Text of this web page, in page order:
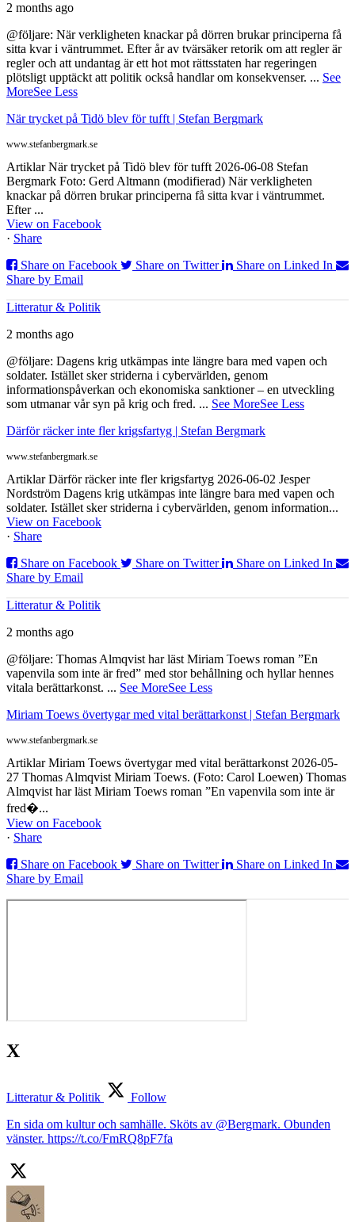
2 months ago
@följare: När verkligheten knackar på dörren brukar principerna få
sitta kvar i väntrummet. Efter år av tvärsäker retorik om att regler är
regler och att undantag är ett hot mot rättsstaten har regeringen
plötsligt upptäckt att politik också handlar om konsekvenser. ... See
MoreSee Less
När trycket på Tidö blev för tufft | Stefan Bergmark
www.stefanbergmark.se
Artiklar När trycket på Tidö blev för tufft 2026-06-08 Stefan
Bergmark Foto: Gerd Altmann (modifierad) När verkligheten
knackar på dörren brukar principerna få sitta kvar i väntrummet.
Efter ...
View on Facebook
· Share
Share on Facebook
Share on Twitter
Share on Linked In
Share by Email
Litteratur & Politik
2 months ago
@följare: Dagens krig utkämpas inte längre bara med vapen och
soldater. Istället sker striderna i cybervärlden, genom
informationspåverkan och ekonomiska sanktioner – en utveckling
som utmanar vår syn på krig och fred. ... See MoreSee Less
Därför räcker inte fler krigsfartyg | Stefan Bergmark
www.stefanbergmark.se
Artiklar Därför räcker inte fler krigsfartyg 2026-06-02 Jesper
Nordström Dagens krig utkämpas inte längre bara med vapen och
soldater. Istället sker striderna i cybervärlden, genom information...
View on Facebook
· Share
Share on Facebook
Share on Twitter
Share on Linked In
Share by Email
Litteratur & Politik
2 months ago
@följare: Thomas Almqvist har läst Miriam Toews roman ”En
vapenvila som inte är fred” med stor behållning och hyllar hennes
vitala berättarkonst. ... See MoreSee Less
Miriam Toews övertygar med vital berättarkonst | Stefan Bergmark
www.stefanbergmark.se
Artiklar Miriam Toews övertygar med vital berättarkonst 2026-05-
27 Thomas Almqvist Miriam Toews. (Foto: Carol Loewen) Thomas
Almqvist har läst Miriam Toews roman ”En vapenvila som inte är
fred�...
View on Facebook
· Share
Share on Facebook
Share on Twitter
Share on Linked In
Share by Email
X
Litteratur & Politik
Follow
En sida om kultur och samhälle. Sköts av @Bergmark. Obunden
vänster. https://t.co/FmRQ8pF7fa